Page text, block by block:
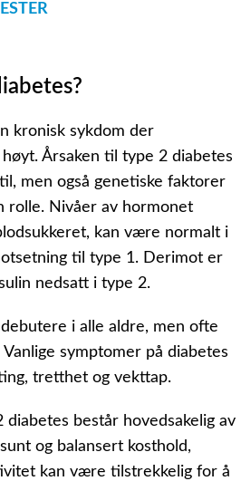
kronisk sykdom der
Årsaken til type 2 diabetes
men også genetiske faktorer
rolle. Nivåer av hormonet
kan være normalt i
til type 1. Derimot er
nedsatt i type 2.
i alle aldre, men ofte
symptomer på diabetes
tretthet og vekttap.
diabetes består hovedsakelig av
og balansert kosthold,
kan være tilstrekkelig for å